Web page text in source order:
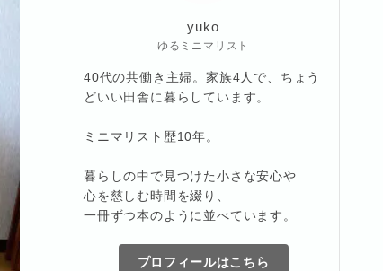
yuko
ゆるミニマリスト
40代の共働き主婦。家族4人で、ちょう
どいい田舎に暮らしています。
ミニマリスト歴10年。
暮らしの中で見つけた小さな安心や
心を慈しむ時間を綴り、
一冊ずつ本のように並べています。
プロフィールはこちら